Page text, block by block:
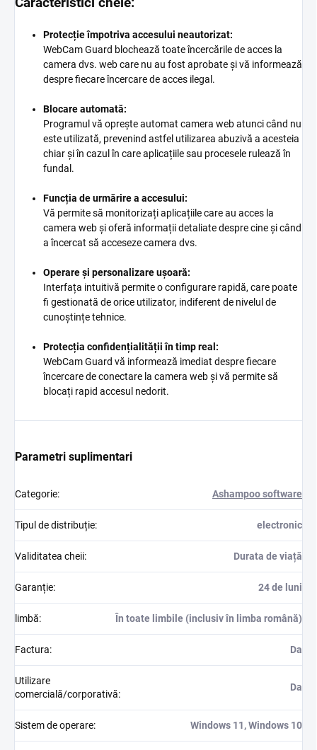
Caracteristici cheie:
Protecție împotriva accesului neautorizat:
WebCam Guard blochează toate încercările de acces la
camera dvs. web care nu au fost aprobate și vă informează
despre fiecare încercare de acces ilegal.
Blocare automată:
Programul vă oprește automat camera web atunci când nu
este utilizată, prevenind astfel utilizarea abuzivă a acesteia
chiar și în cazul în care aplicațiile sau procesele rulează în
fundal.
Funcția de urmărire a accesului:
Vă permite să monitorizați aplicațiile care au acces la
camera web și oferă informații detaliate despre cine și când
a încercat să acceseze camera dvs.
Operare și personalizare ușoară:
Interfața intuitivă permite o configurare rapidă, care poate
fi gestionată de orice utilizator, indiferent de nivelul de
cunoștințe tehnice.
Protecția confidențialității în timp real:
WebCam Guard vă informează imediat despre fiecare
încercare de conectare la camera web și vă permite să
blocați rapid accesul nedorit.
Parametri suplimentari
Categorie: Ashampoo software
Tipul de distribuție: electronic
Validitatea cheii: Durata de viață
Garanție: 24 de luni
limbă: În toate limbile (inclusiv în limba română)
Factura: Da
Utilizare
comercială/corporativă:
Da
Sistem de operare: Windows 11, Windows 10